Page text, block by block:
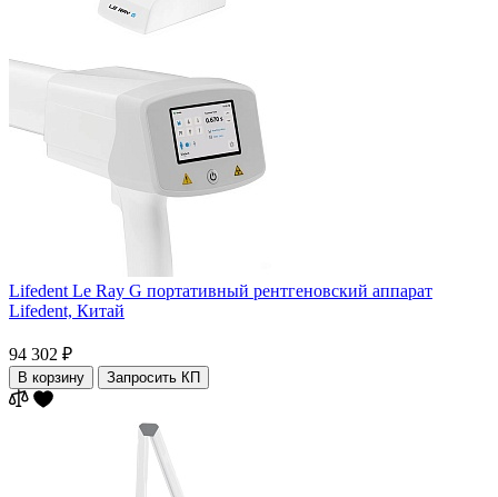
Lifedent Le Ray G портативный рентгеновский аппарат
Lifedent, Китай
94 302 ₽
В корзину Запросить КП